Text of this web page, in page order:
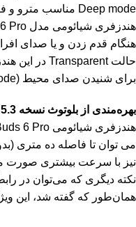
Deep mode مناسب مترو و فرودگاه، حالت سوم Balanced mode مناسب کافه و پارک.
هنگام قدم زدن و یا صدای
برای شنیدن صدای محیط (Enhance ambient sound mode) است.
بهره‌مندی از بلوتوث نسخه 5.3 برای پایداری بیشتر
نیز با سرعت بیشتری صورت
همان‌طور که گفته شد، این ویژگی